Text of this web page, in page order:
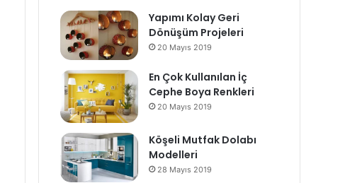
Yapımı Kolay Geri
Dönüşüm Projeleri
20 Mayıs 2019
En Çok Kullanılan İç
Cephe Boya Renkleri
20 Mayıs 2019
Köşeli Mutfak Dolabı
Modelleri
28 Mayıs 2019